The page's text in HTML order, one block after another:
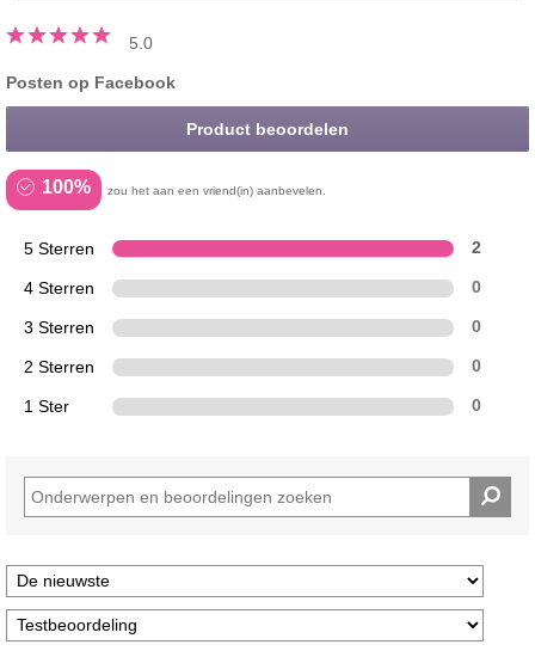
5.0
Posten op Facebook
Product beoordelen
100% zou het aan een vriend(in) aanbevelen.
5 Sterren 2
4 Sterren 0
3 Sterren 0
2 Sterren 0
1 Ster 0